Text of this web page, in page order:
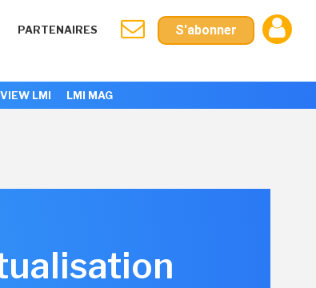
PARTENAIRES S'abonner
LMI LMI MAG